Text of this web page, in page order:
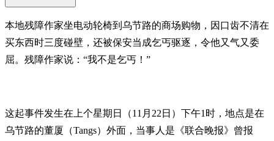
本地残障作家坐电动轮椅到乌节路的商场购物，因口齿不清在
买东西时三度碰壁，还被保安当成乞丐驱逐，令他又气又委
屈。残障作家说：“我不是乞丐！”
这起事件发生在上个星期日（11月22日）下午1时，地点是在
乌节路的董厦（Tangs）外面，当事人是《联合晚报》曾报